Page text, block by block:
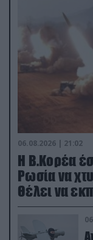
06.08.2026 | 21:02
Η Β.Κορέα
Ρωσία να
Θέλει να